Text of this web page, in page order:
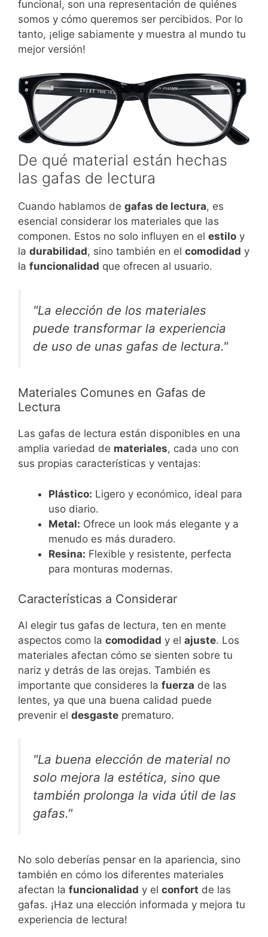
funcional, son una representación de quiénes
somos y cómo queremos ser percibidos. Por lo
tanto, ¡elige sabiamente y muestra al mundo tu
mejor versión!
De qué material están hechas
las gafas de lectura
Cuando hablamos de gafas de lectura, es
esencial considerar los materiales que las
componen. Estos no solo influyen en el estilo y
la durabilidad, sino también en el comodidad y
la funcionalidad que ofrecen al usuario.
"La elección de los materiales
puede transformar la experiencia
de uso de unas gafas de lectura."
Materiales Comunes en Gafas de
Lectura
Las gafas de lectura están disponibles en una
amplia variedad de materiales, cada uno con
sus propias características y ventajas:
Plástico: Ligero y económico, ideal para
uso diario.
Metal: Ofrece un look más elegante y a
menudo es más duradero.
Resina: Flexible y resistente, perfecta
para monturas modernas.
Características a Considerar
Al elegir tus gafas de lectura, ten en mente
aspectos como la comodidad y el ajuste. Los
materiales afectan cómo se sienten sobre tu
nariz y detrás de las orejas. También es
importante que consideres la fuerza de las
lentes, ya que una buena calidad puede
prevenir el desgaste prematuro.
"La buena elección de material no
solo mejora la estética, sino que
también prolonga la vida útil de las
gafas."
No solo deberías pensar en la apariencia, sino
también en cómo los diferentes materiales
afectan la funcionalidad y el confort de las
gafas. ¡Haz una elección informada y mejora tu
experiencia de lectura!